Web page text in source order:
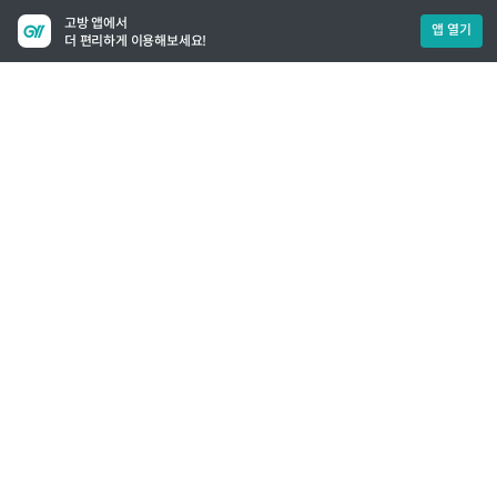
고방 앱에서
더 편리하게 이용해보세요!
앱 열기